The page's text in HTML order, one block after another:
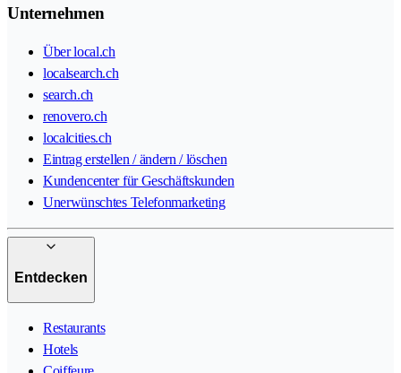
Unternehmen
Über local.ch
localsearch.ch
search.ch
renovero.ch
localcities.ch
Eintrag erstellen / ändern / löschen
Kundencenter für Geschäftskunden
Unerwünschtes Telefonmarketing
Entdecken
Restaurants
Hotels